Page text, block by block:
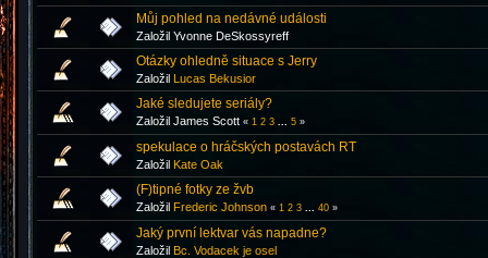
Můj pohled na nedávné události
Založil Yvonne DeSkossyreff
Otázky ohledně situace s Jerry
Založil Lucas Bekusior
Jaké sledujete seriály?
Založil James Scott « 1 2 3 5 »
spekulace o hráčských postavách RT
Založil Kate Oak
(F)tipné fotky ze žvb
Založil Frederic Johnson « 1 2 3 40 »
Jaký první lektvar vás napadne?
Založil Bc. Vodacek je osel